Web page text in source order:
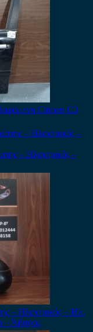
Citroen C3
– Ηλεκτρικός –
– Ηλεκτρικός – Ηλ.
– Άβαφος